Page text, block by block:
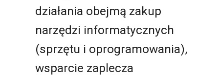
działania obejmą zakup
narzędzi informatycznych
(sprzętu i oprogramowania),
wsparcie zaplecza